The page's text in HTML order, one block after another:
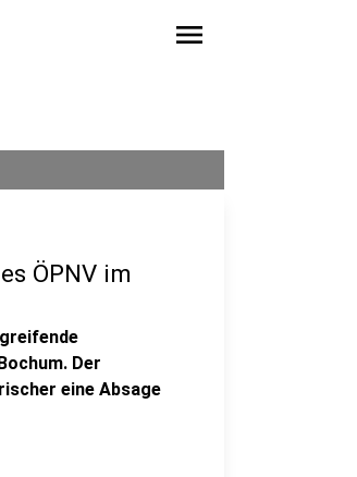
menu
ÖPNV im
Der
eine Absage